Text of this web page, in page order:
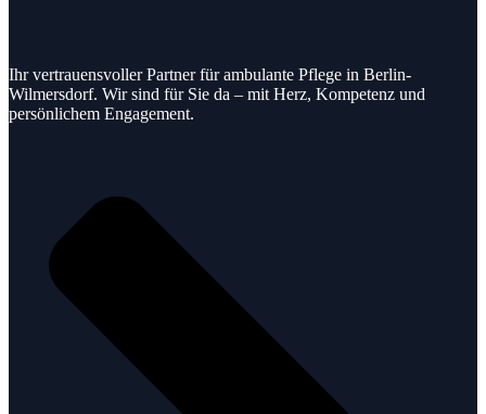
Ihr vertrauensvoller Partner für ambulante Pflege in Berlin-
Wilmersdorf. Wir sind für Sie da – mit Herz, Kompetenz und
persönlichem Engagement.